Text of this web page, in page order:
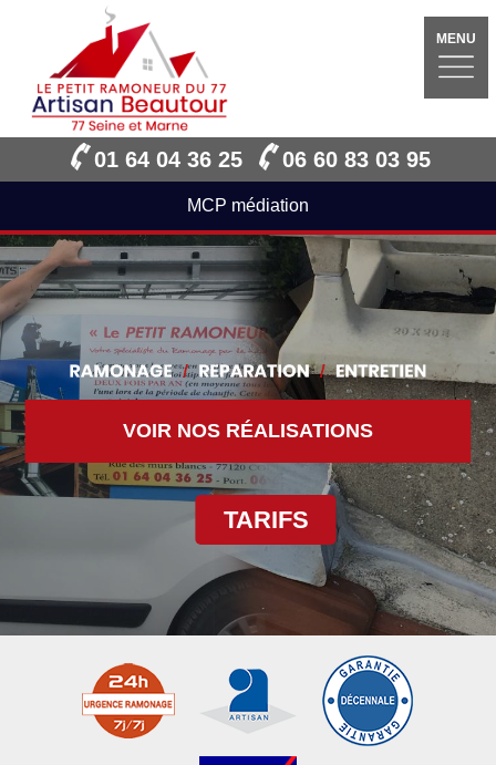
MENU
01 64 04 36 25 06 60 83 03 95
MCP médiation
VOIR NOS RÉALISATIONS
TARIFS